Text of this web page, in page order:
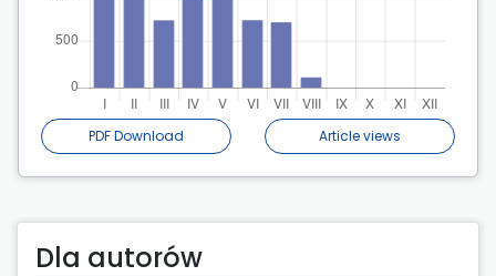
PDF Download Article views
Dla autorów